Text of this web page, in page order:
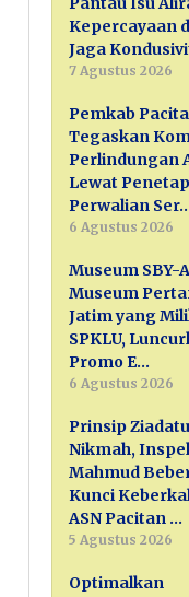
Kepercayaan
Jaga
7 Agustus 2026
Pemkab
Tegaskan
Perlindungan
Lewat
Perwalian
6 Agustus 2026
Museum SBY-
Museum
Jatim yang
SPKLU,
Promo E…
6 Agustus 2026
Prinsip
Nikmah,
Mahmud
Kunci
ASN Pacitan …
5 Agustus 2026
Optimalkan